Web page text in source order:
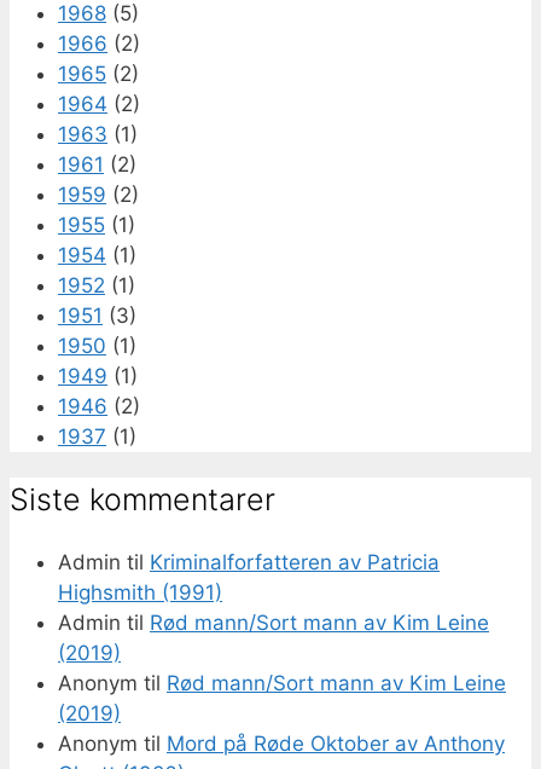
1968 (5)
1966 (2)
1965 (2)
1964 (2)
1963 (1)
1961 (2)
1959 (2)
1955 (1)
1954 (1)
1952 (1)
1951 (3)
1950 (1)
1949 (1)
1946 (2)
1937 (1)
Siste kommentarer
Admin til Kriminalforfatteren av Patricia
Highsmith (1991)
Admin til Rød mann/Sort mann av Kim Leine
(2019)
Anonym til Rød mann/Sort mann av Kim Leine
(2019)
Anonym til Mord på Røde Oktober av Anthony